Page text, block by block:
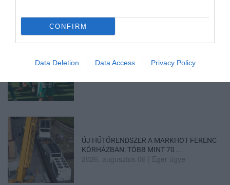
CONFIRM
Data Deletion Data Access Privacy Policy
„NEM TETTÜNK NYOMÁST A FIUNKRA” –
EGY EGRI CSALÁD TÖRTÉNE...
ÚJ HŰTŐRENDSZER A MARKHOT FERENC
KÓRHÁZBAN: TÖBB MINT 70 ...
2026. augusztus 06 Eger ügye